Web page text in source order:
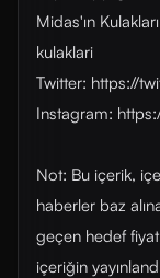
Midas'ın
kulaklari
Twitter: https://
Instagram:
Not: Bu içerik,
haberler baz
geçen hedef
içeriğin